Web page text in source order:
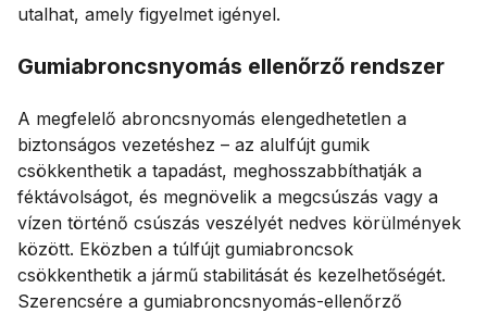
utalhat, amely figyelmet igényel.
Gumiabroncsnyomás ellenőrző rendszer
A megfelelő abroncsnyomás elengedhetetlen a
biztonságos vezetéshez – az alulfújt gumik
csökkenthetik a tapadást, meghosszabbíthatják a
féktávolságot, és megnövelik a megcsúszás vagy a
vízen történő csúszás veszélyét nedves körülmények
között. Eközben a túlfújt gumiabroncsok
csökkenthetik a jármű stabilitását és kezelhetőségét.
Szerencsére a gumiabroncsnyomás-ellenőrző